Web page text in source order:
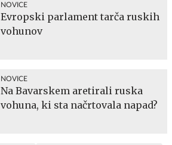
NOVICE
Evropski parlament tarča ruskih
vohunov
NOVICE
Na Bavarskem aretirali ruska
vohuna, ki sta načrtovala napad?